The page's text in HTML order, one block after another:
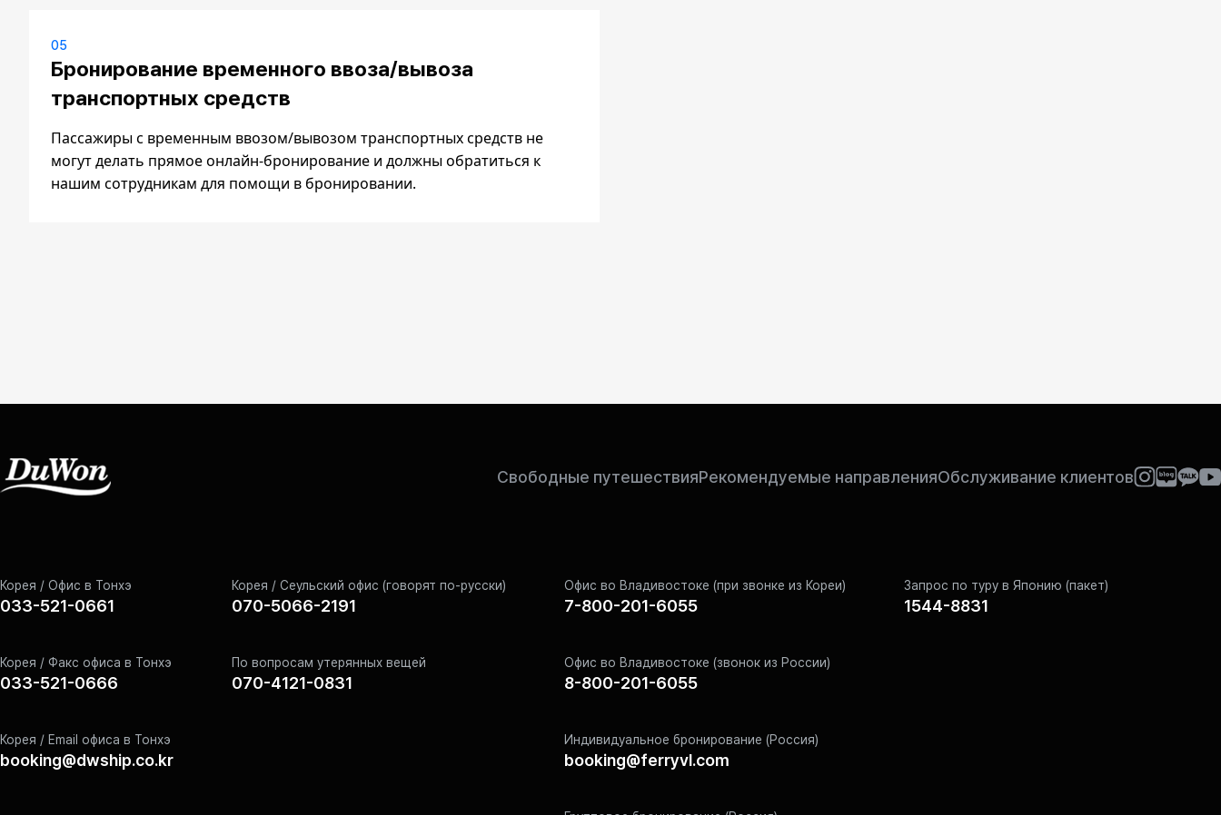
05
Бронирование временного ввоза/вывоза
транспортных средств
Пассажиры с временным ввозом/вывозом транспортных средств не
могут делать прямое онлайн-бронирование и должны обратиться к
нашим сотрудникам для помощи в бронировании.
Свободные путешествияРекомендуемые направленияОбслуживание клиентов
Корея / Офис в Тонхэ
033-521-0661
Корея / Факс офиса в Тонхэ
033-521-0666
Корея / Email офиса в Тонхэ
booking@dwship.co.kr
Корея / Сеульский офис (говорят по-русски)
070-5066-2191
По вопросам утерянных вещей
070-4121-0831
Офис во Владивостоке (при звонке из Кореи)
7-800-201-6055
Офис во Владивостоке (звонок из России)
8-800-201-6055
Индивидуальное бронирование (Россия)
booking@ferryvl.com
Запрос по туру в Японию (пакет)
1544-8831